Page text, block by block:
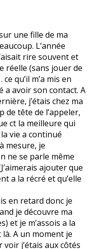
une fille de ma
L’année
rire souvent et
réelle (sans jouer de
qu’il m’a mis en
a avoir son contact. A
j’étais chez ma
de tête de l’appeler,
ct la meilleure qui
vie a continué
mesure, je
ne se parle même
ajouter que
a la récré et qu’elle
en retard donc je
je découvre ma
et je m’assois a la
A un moment je
j’étais aux côtés